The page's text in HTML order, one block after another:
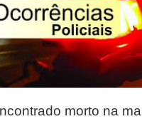
morto na